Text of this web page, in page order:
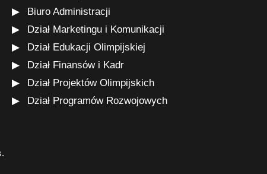
Biuro Administracji
Dział Marketingu i Komunikacji
Dział Edukacji Olimpijskiej
Dział Finansów i Kadr
Dział Projektów Olimpijskich
Dział Programów Rozwojowych
.